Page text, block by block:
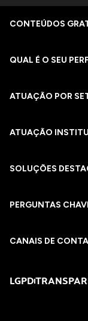
CONTEÚDOS
QUAL É O SEU
ATUAÇÃO POR
ATUAÇÃO
SOLUÇÕES
PERGUNTAS
CANAIS DE
LGPD